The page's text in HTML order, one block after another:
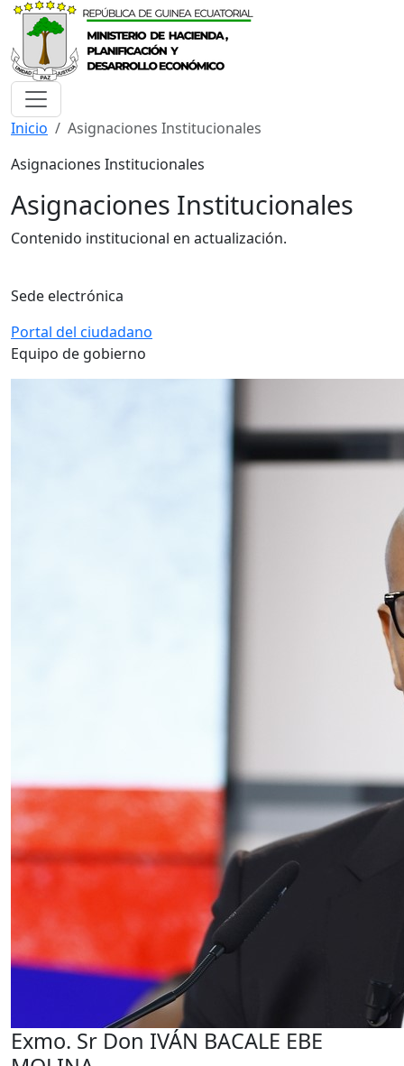
Inicio
Asignaciones Institucionales
Asignaciones Institucionales
Asignaciones Institucionales
Contenido institucional en actualización.
Sede electrónica
Portal del ciudadano
Equipo de gobierno
Exmo. Sr Don IVÁN BACALE EBE